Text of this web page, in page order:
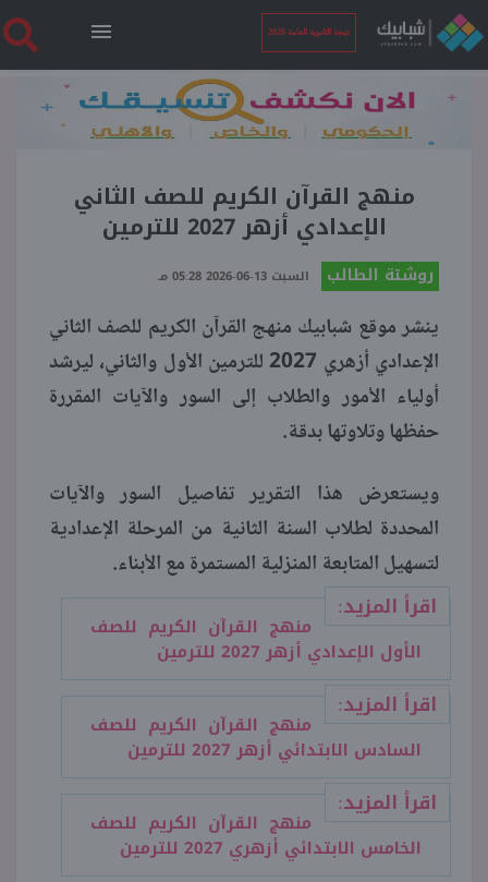
نتيجة الثانوية العامة 2026
الرئيسية
نتيجة الثانوية العامة 2026
فنجان قهوة
بوابة الطلبة
منوعات
منهج القرآن الكريم للصف الثاني
الإعدادي أزهر 2027 للترمين
روشتة الطالب السبت 13-06-2026 05:28 مـ
ينشر موقع شبابيك منهج القرآن الكريم للصف الثاني
الإعدادي أزهري 2027 للترمين الأول والثاني، ليرشد
أولياء الأمور والطلاب إلى السور والآيات المقررة
حفظها وتلاوتها بدقة.
ويستعرض هذا التقرير تفاصيل السور والآيات
المحددة لطلاب السنة الثانية من المرحلة الإعدادية
لتسهيل المتابعة المنزلية المستمرة مع الأبناء.
اقرأ المزيد:
منهج القرآن الكريم للصف
الأول الإعدادي أزهر 2027 للترمين
اقرأ المزيد:
منهج القرآن الكريم للصف
السادس الابتدائي أزهر 2027 للترمين
اقرأ المزيد:
منهج القرآن الكريم للصف
الخامس الابتدائي أزهري 2027 للترمين